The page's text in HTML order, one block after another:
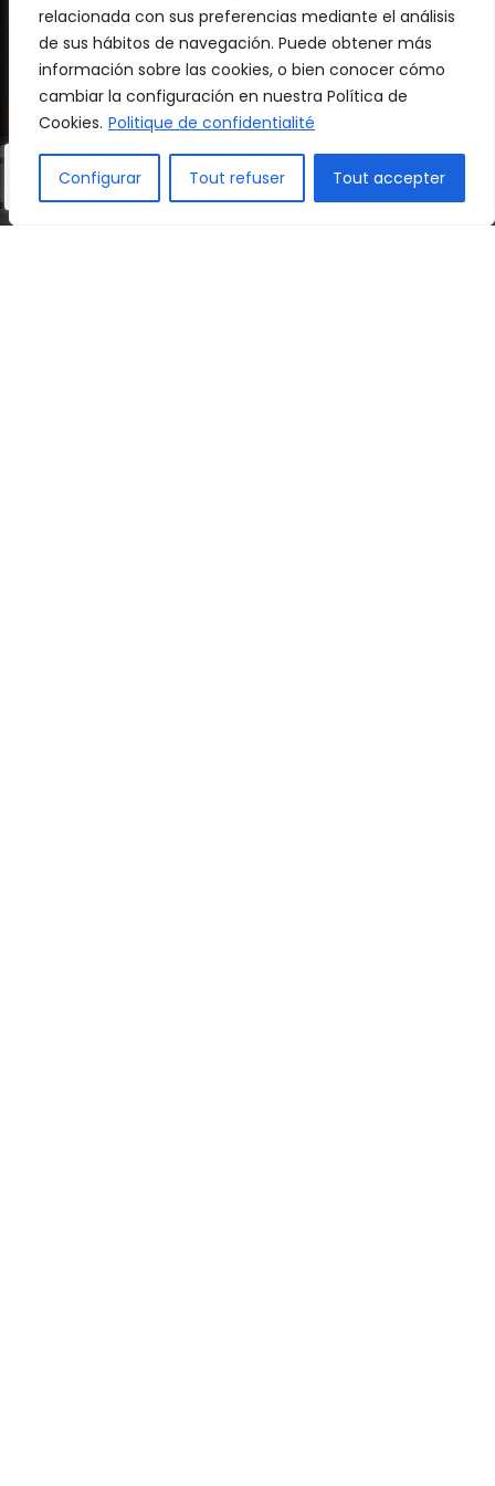
relacionada con sus preferencias mediante el análisis
de sus hábitos de navegación. Puede obtener más
información sobre las cookies, o bien conocer cómo
cambiar la configuración en nuestra Política de
Cookies. Politique de confidentialité
Configurar Tout refuser Tout accepter
accompagné et valorisé. Au cours de cette
étape, votre enfant posera les bases du
langage, de l'autonomie et de la coexistence,
dans un environnement propice au jeu, à
l'exploration et à l'épanouissement.